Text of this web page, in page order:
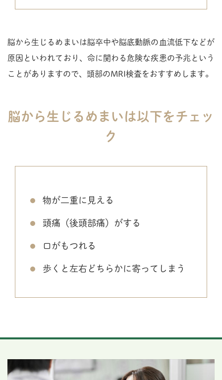
脳から生じるめまいは脳卒中や脳底動脈の血流低下などが
原因といわれており、命に関わる危険な疾患の予兆という
ことがありますので、頭部のMRI検査をおすすめします。
脳から生じるめまいは以下をチェッ
ク
物が二重に見える
頭痛（後頭部痛）がする
口がもつれる
歩くと左右どちらかに寄ってしまう